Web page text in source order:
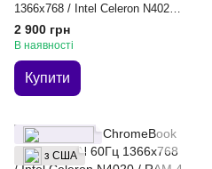
1366x768 / Intel Celeron N4020 /
RAM 4 GB / SSD 32 GB / Intel
UHD Graphics 600 / Клас A- /
2 900 грн
В наявності
Купити
з США